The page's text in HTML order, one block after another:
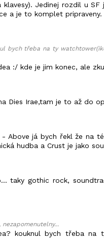
Jedinej rozdil u
a je to komplet pripraveny.
bych třeba na ty
:/ kde je jim konec, ale
Dies Irae,tam je to až do
Above já bych řekl že na
hudba a Crust je jako
taky gothic rock,
kouknul bych třeba na